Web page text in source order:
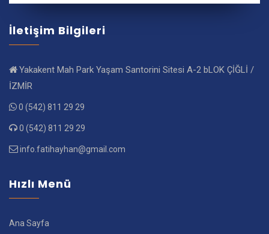
İletişim Bilgileri
Yakakent Mah Park Yaşam Santorini Sitesi A-2 bLOK ÇİĞLİ /
İZMİR
0 (542) 811 29 29
0 (542) 811 29 29
info.fatihayhan@gmail.com
Hızlı Menü
Ana Sayfa